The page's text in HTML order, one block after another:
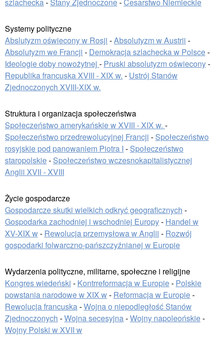
Systemy polityczne
Abslutyzm oświecony w Rosji -Absolutyzm w Austrii -
Absolutyzm we Francji - Demokracja szlachecka w Polsce-
Ideologie doby nowożytnej - Pruski absolutyzm oświecony-
Republika francuska XVIII - XIX w. - Ustrój Stanów
Zjednoczonych XVIII-XIX w.
Struktura i organizacja społeczeństwa
Społeczeństwo amerykańskie w XVIII - XIX w. -
Społeczeństwo przedrewolucyjnej Francji - Społeczeństwo
rosyjskie pod panowaniem Piotra I - Społeczeństwo
staropolskie- Społeczeństwo wczesnokapitalistycznej
Anglii XVII - XVIII
Życie gospodarcze
Gospodarcze skutki wielkich odkryć geograficznych -
Gospodarka zachodniej i wschodniej Europy- Handel w
XV-XIX w- Rewolucja przemysłowa w Anglii - Rozwój
gospodarki folwarczno-pańszczyźnianej w Europie
Wydarzenia polityczne, militarne, społeczne i religijne
Kongres wiedeński - Kontrreformacja w Europie- Polskie
powstania narodowe w XIX w- Reformacja w Europie-
Rewolucja francuska-Wojna o niepodległość Stanów
Zjednoczonych -Wojna secesyjna-Wojny napoleońskie-
Wojny Polski w XVII w